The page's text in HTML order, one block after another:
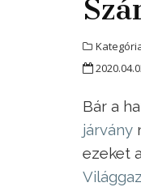
Bár a
járvány
ezeket